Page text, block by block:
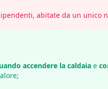
abitate da un unico
accendere la caldaiae